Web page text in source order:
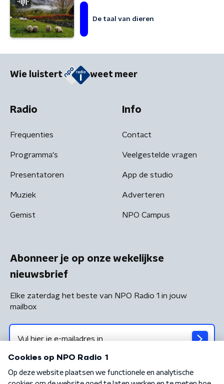
De taal van dieren
Wie luistert weet meer
Radio
Frequenties
Programma's
Presentatoren
Muziek
Gemist
Info
Contact
Veelgestelde vragen
App de studio
Adverteren
NPO Campus
Abonneer je op onze wekelijkse
nieuwsbrief
Elke zaterdag het beste van NPO Radio 1 in jouw
mailbox